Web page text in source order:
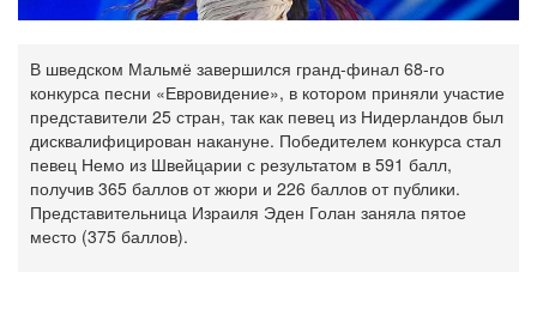
В шведском Мальмё завершился гранд-финал 68-го
конкурса песни «Евровидение», в котором приняли участие
представители 25 стран, так как певец из Нидерландов был
дисквалифицирован накануне. Победителем конкурса стал
певец Немо из Швейцарии с результатом в 591 балл,
получив 365 баллов от жюри и 226 баллов от публики.
Представительница Израиля Эден Голан заняла пятое
место (375 баллов).